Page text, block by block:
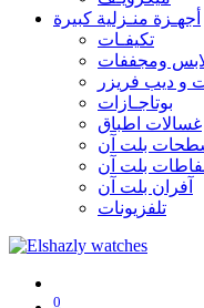
أجهـزة منـزلية كبيرة
تكيفـات
ومجففات
و ديب فريزر
بوتاجـازات
غسالات اطباق
بلت آن
بلت آن
آفران بلت آن
تلفزيونات
0